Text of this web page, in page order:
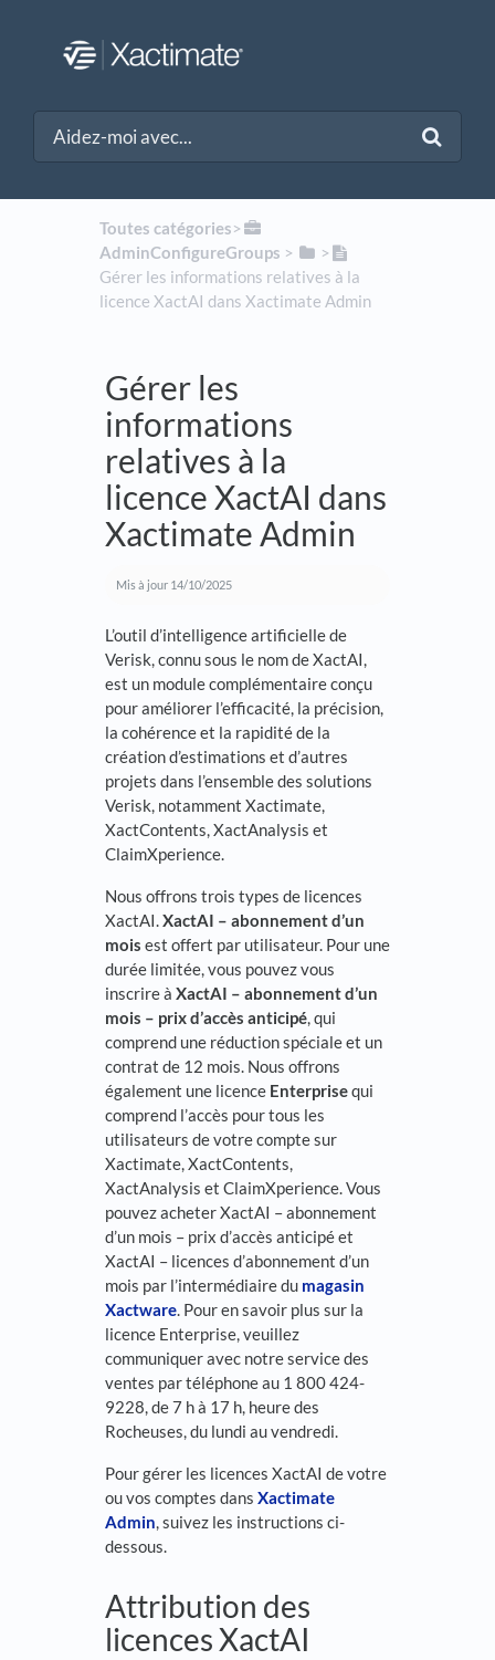
Toutes catégories​>​
AdminConfigureGroups ​ > ​
​>​
Gérer les informations relatives à la
licence XactAI dans Xactimate Admin
Gérer les
informations
relatives à la
licence XactAI dans
Xactimate Admin
Mis à jour 14/10/2025
L’outil d’intelligence artificielle de
Verisk, connu sous le nom de XactAI,
est un module complémentaire conçu
pour améliorer l’efficacité, la précision,
la cohérence et la rapidité de la
création d’estimations et d’autres
projets dans l’ensemble des solutions
Verisk, notamment Xactimate,
XactContents, XactAnalysis et
ClaimXperience.
Nous offrons trois types de licences
XactAI.XactAI – abonnement d’un
mois est offert par utilisateur. Pour une
durée limitée, vous pouvez vous
inscrire à XactAI – abonnement d’un
mois – prix d’accès anticipé, qui
comprend une réduction spéciale et un
contrat de 12 mois. Nous offrons
également une licence Enterprisequi
comprend l’accès pour tous les
utilisateurs de votre compte sur
Xactimate, XactContents,
XactAnalysis et ClaimXperience. Vous
pouvez acheter XactAI – abonnement
d’un mois – prix d’accès anticipé et
XactAI – licences d’abonnement d’un
mois par l’intermédiaire du magasin
Xactware. Pour en savoir plus sur la
licence Enterprise, veuillez
communiquer avec notre service des
ventes par téléphone au 1 800 424-
9228, de 7 h à 17 h, heure des
Rocheuses, du lundi au vendredi.
Pour gérer les licences XactAI de votre
ou vos comptes dans Xactimate
Admin, suivez les instructions ci-
dessous.
Attribution des
licences XactAI